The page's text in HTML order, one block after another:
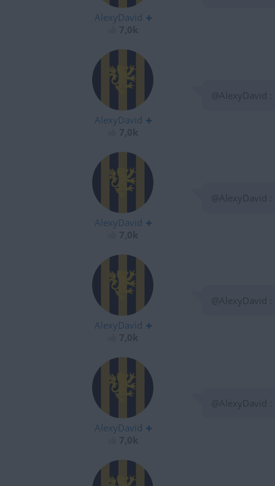
AlexyDavid
AlexyDavid
@AlexyDavid :
AlexyDavid
@AlexyDavid :
AlexyDavid
@AlexyDavid :
AlexyDavid
@AlexyDavid :